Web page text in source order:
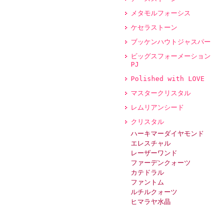
メタモルフォーシス
ケセラストーン
ブッケンハウトジャスパー
ビッグスフォーメーション
PJ
Polished with LOVE
マスタークリスタル
レムリアンシード
クリスタル
ハーキマーダイヤモンド
エレスチャル
レーザーワンド
ファーデンクォーツ
カテドラル
ファントム
ルチルクォーツ
ヒマラヤ水晶